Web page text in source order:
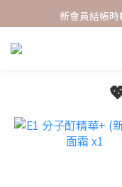
指
新會員結帳時